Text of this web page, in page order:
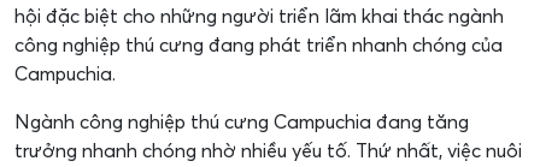
hội đặc biệt cho những người triển lãm khai thác ngành
công nghiệp thú cưng đang phát triển nhanh chóng của
Campuchia.
Ngành công nghiệp thú cưng Campuchia đang tăng
trưởng nhanh chóng nhờ nhiều yếu tố. Thứ nhất, việc nuôi